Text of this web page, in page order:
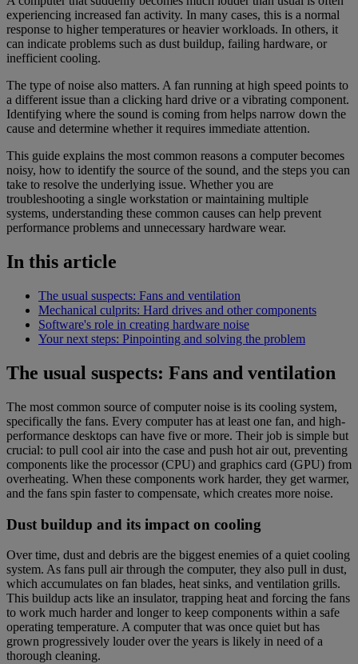
experiencing increased fan activity. In many cases, this is a normal
response to higher temperatures or heavier workloads. In others, it
can indicate problems such as dust buildup, failing hardware, or
inefficient cooling.
The type of noise also matters. A fan running at high speed points to
a different issue than a clicking hard drive or a vibrating component.
Identifying where the sound is coming from helps narrow down the
cause and determine whether it requires immediate attention.
This guide explains the most common reasons a computer becomes
noisy, how to identify the source of the sound, and the steps you can
take to resolve the underlying issue. Whether you are
troubleshooting a single workstation or maintaining multiple
systems, understanding these common causes can help prevent
performance problems and unnecessary hardware wear.
In this article
The usual suspects: Fans and ventilation
Mechanical culprits: Hard drives and other components
Software's role in creating hardware noise
Your next steps: Pinpointing and solving the problem
The usual suspects: Fans and ventilation
The most common source of computer noise is its cooling system,
specifically the fans. Every computer has at least one fan, and high-
performance desktops can have five or more. Their job is simple but
crucial: to pull cool air into the case and push hot air out, preventing
components like the processor (CPU) and graphics card (GPU) from
overheating. When these components work harder, they get warmer,
and the fans spin faster to compensate, which creates more noise.
Dust buildup and its impact on cooling
Over time, dust and debris are the biggest enemies of a quiet cooling
system. As fans pull air through the computer, they also pull in dust,
which accumulates on fan blades, heat sinks, and ventilation grills.
This buildup acts like an insulator, trapping heat and forcing the fans
to work much harder and longer to keep components within a safe
operating temperature. A computer that was once quiet but has
grown progressively louder over the years is likely in need of a
thorough cleaning.